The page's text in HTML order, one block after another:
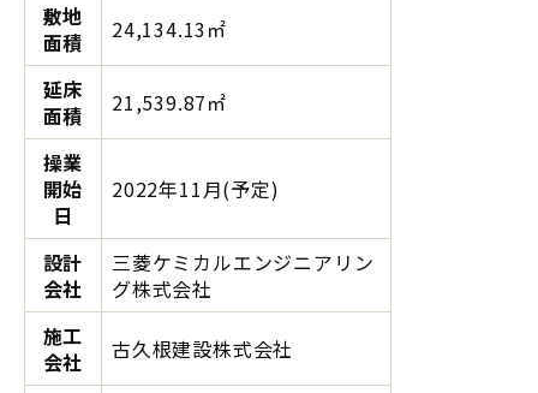
敷地
面積
24,134.13㎡
延床
面積
21,539.87㎡
操業
開始
日
2022年11月(予定)
設計
会社
三菱ケミカルエンジニアリン
グ株式会社
施工
会社
古久根建設株式会社